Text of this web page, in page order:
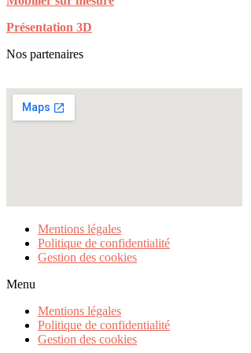
Présentation 3D
Nos partenaires
Mentions légales
Politique de confidentialité
Gestion des cookies
Menu
Mentions légales
Politique de confidentialité
Gestion des cookies